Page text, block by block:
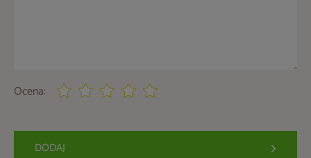
Ocena:
DODAJ